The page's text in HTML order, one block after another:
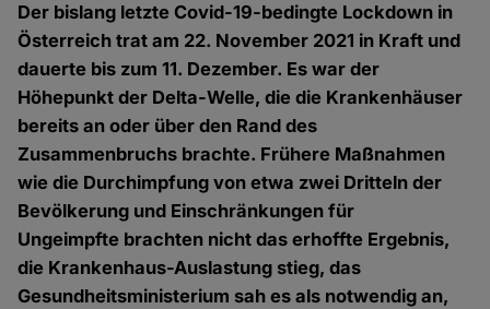
Der bislang letzte Covid-19-bedingte Lockdown in
Österreich trat am 22. November 2021 in Kraft und
dauerte bis zum 11. Dezember. Es war der
Höhepunkt der Delta-Welle, die die Krankenhäuser
bereits an oder über den Rand des
Zusammenbruchs brachte. Frühere Maßnahmen
wie die Durchimpfung von etwa zwei Dritteln der
Bevölkerung und Einschränkungen für
Ungeimpfte brachten nicht das erhoffte Ergebnis,
die Krankenhaus-Auslastung stieg, das
Gesundheitsministerium sah es als notwendig an,